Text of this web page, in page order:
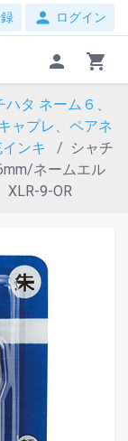
person ログイン
person shopping_cart
ハタ ネーム６、
ャプレ、ペアネ
ンキ
シャチ
ネームエル
9-OR